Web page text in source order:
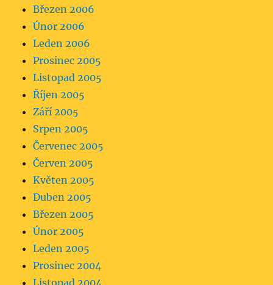
Březen 2006
Únor 2006
Leden 2006
Prosinec 2005
Listopad 2005
Říjen 2005
Září 2005
Srpen 2005
Červenec 2005
Červen 2005
Květen 2005
Duben 2005
Březen 2005
Únor 2005
Leden 2005
Prosinec 2004